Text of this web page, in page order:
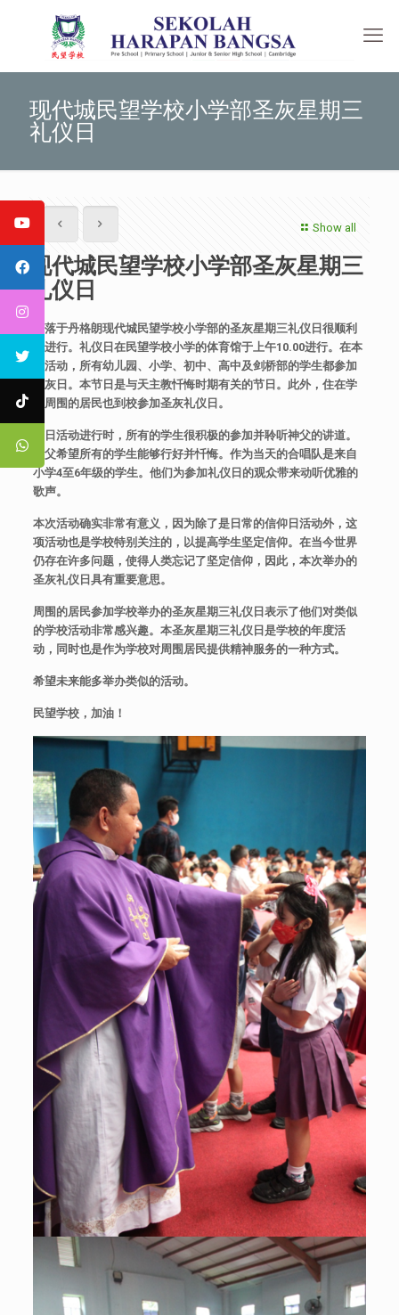
现代城民望学校小学部圣灰星期三
礼仪日
Show all
现代城民望学校小学部圣灰星期三
礼仪日
坐落于丹格朗现代城民望学校小学部的圣灰星期三礼仪日很顺利
地进行。礼仪日在民望学校小学的体育馆于上午10.00进行。在本
次活动，所有幼儿园、小学、初中、高中及剑桥部的学生都参加
圣灰日。本节日是与天主教忏悔时期有关的节日。此外，住在学
校周围的居民也到校参加圣灰礼仪日。
节日活动进行时，所有的学生很积极的参加并聆听神父的讲道。
神父希望所有的学生能够行好并忏悔。作为当天的合唱队是来自
小学4至6年级的学生。他们为参加礼仪日的观众带来动听优雅的
歌声。
本次活动确实非常有意义，因为除了是日常的信仰日活动外，这
项活动也是学校特别关注的，以提高学生坚定信仰。在当今世界
仍存在许多问题，使得人类忘记了坚定信仰，因此，本次举办的
圣灰礼仪日具有重要意思。
周围的居民参加学校举办的圣灰星期三礼仪日表示了他们对类似
的学校活动非常感兴趣。本圣灰星期三礼仪日是学校的年度活
动，同时也是作为学校对周围居民提供精神服务的一种方式。
希望未来能多举办类似的活动。
民望学校，加油！